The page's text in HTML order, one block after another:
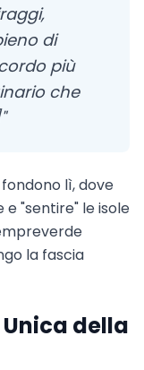
di
più
che
lì, dove
"sentire" le isole
la fascia
della